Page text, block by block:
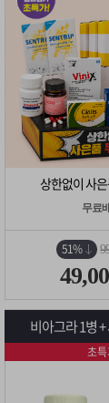
노
우
객
터
마
페
이
문
조
상한없이 사
무료
51%
비아그라 1병
초